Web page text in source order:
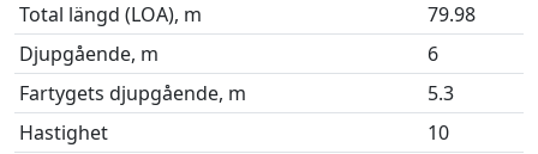
Total längd (LOA), m
79.98
Djupgående, m
6
Fartygets djupgående, m
5.3
Hastighet
10